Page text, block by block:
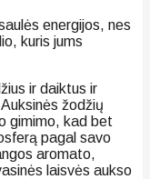
energijos, nes
kuris jums
ir daiktus ir
žodžių
gimimo, kad bet
pagal savo
aromato,
laisvės aukso